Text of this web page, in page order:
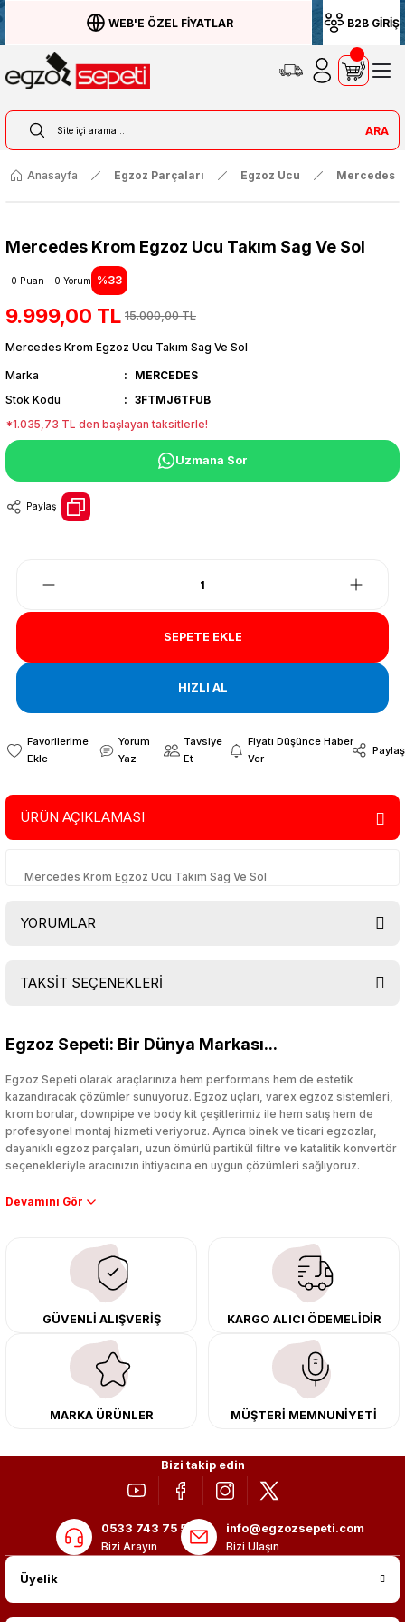
WEB'E ÖZEL FİYATLAR B2B GİRİŞ
ARA
Anasayfa Egzoz Parçaları Egzoz Ucu Mercedes
Mercedes Krom Egzoz Ucu Takım Sag Ve Sol
0 Puan - 0 Yorum %33
9.999,00 TL 15.000,00 TL
Mercedes Krom Egzoz Ucu Takım Sag Ve Sol
Marka
MERCEDES
Stok Kodu
3FTMJ6TFUB
*1.035,73 TL den başlayan taksitlerle!
Uzmana Sor
Paylaş
SEPETE EKLE
HIZLI AL
Yorum
Yaz
Tavsiye
Et
Fiyatı Düşünce Haber
Ver
Paylaş
ÜRÜN AÇIKLAMASI
Mercedes Krom Egzoz Ucu Takım Sag Ve Sol
YORUMLAR
TAKSİT SEÇENEKLERİ
Egzoz Sepeti: Bir Dünya Markası...
Egzoz Sepeti olarak araçlarınıza hem performans hem de estetik
kazandıracak çözümler sunuyoruz. Egzoz uçları, varex egzoz sistemleri,
krom borular, downpipe ve body kit çeşitlerimiz ile hem satış hem de
profesyonel montaj hizmeti veriyoruz. Ayrıca binek ve ticari egzozlar,
dayanıklı egzoz parçaları, uzun ömürlü partikül filtre ve katalitik konvertör
seçenekleriyle aracınızın ihtiyacına en uygun çözümleri sağlıyoruz.
Performans artışı isteyen sürücüler için özel performans egzozları ve
çıkma orijinal ürünler ile yenileyebilir, body kit uygulamalarıyla aracınızın
tasarımını ve aerodinamisini üst seviyeye taşıyabilirsiniz.
Tüm ürünlerimiz orijinal, dayanıklı ve uzun ömürlüdür. İstanbul’daki montaj
merkezimizde profesyonel montaj yapıyor, Türkiye’nin her yerine güvenli
kargo ile teslimat gerçekleştiriyoruz. Aracınıza değer katmak için doğru
adres: Egzoz Sepeti.
GÜVENLİ ALIŞVERİŞ KARGO ALICI ÖDEMELİDİR
MARKA ÜRÜNLER MÜŞTERİ MEMNUNİYETİ
Bizi takip edin
0533 743 75 56
Bizi Arayın
info@egzozsepeti.com
Bizi Ulaşın
Üyelik